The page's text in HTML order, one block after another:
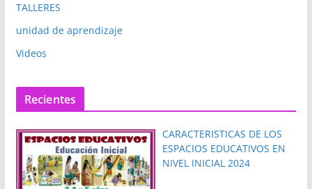
TALLERES
unidad de aprendizaje
Videos
Recientes
CARACTERISTICAS DE LOS
ESPACIOS EDUCATIVOS EN
NIVEL INICIAL 2024